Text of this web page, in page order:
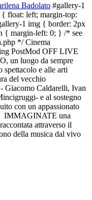
Badolato #gallery-1
float: left; margin-top:
1 img { border: 2px
{ margin-left: 0; } /* see
*/ Cinema
PostMod OFF LIVE
un luogo da sempre
spettacolo e alle arti
del vecchio
Giacomo Caldarelli, Ivan
e al sostegno
con un appassionato
IMMAGINATE una
attraverso il
della musica dal vivo